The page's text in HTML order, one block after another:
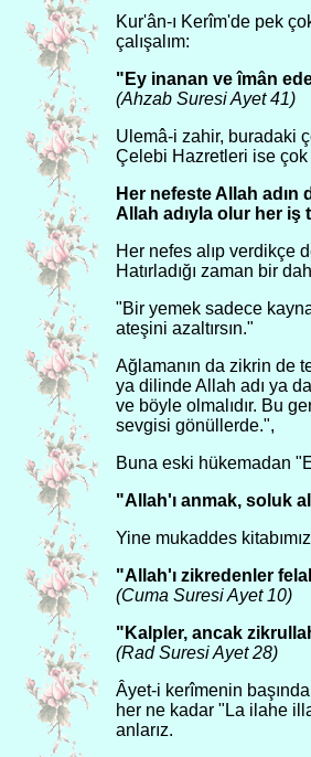
Kur'ân-ı Kerîm'de pek
çalışalım:
"Ey inanan ve îmân
(Ahzab Suresi Ayet 41)
Ulemâ-i zahir, buradaki
Çelebi Hazretleri ise
Her nefeste Allah adın
Allah adıyla olur her iş
Her nefes alıp verdikçe
Hatırladığı zaman bir
"Bir yemek sadece
ateşini azaltırsın."
Ağlamanın da zikrin de
ya dilinde Allah adı ya
ve böyle olmalıdır. Bu
sevgisi gönüllerde.",
Buna eski hükemadan
"Allah'ı anmak, soluk
Yine mukaddes
"Allah'ı zikredenler
(Cuma Suresi Ayet 10)
"Kalpler, ancak
(Rad Suresi Ayet 28)
Âyet-i kerîmenin
her ne kadar "La ilahe
anlarız.